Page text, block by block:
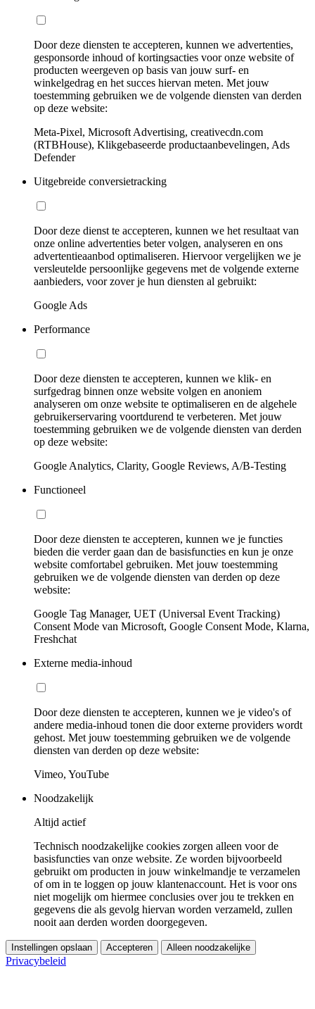
Door deze diensten te accepteren, kunnen we advertenties,
gesponsorde inhoud of kortingsacties voor onze website of
producten weergeven op basis van jouw surf- en
winkelgedrag en het succes hiervan meten. Met jouw
toestemming gebruiken we de volgende diensten van derden
op deze website:
Meta-Pixel, Microsoft Advertising, creativecdn.com
(RTBHouse), Klikgebaseerde productaanbevelingen, Ads
Defender
Uitgebreide conversietracking
Door deze dienst te accepteren, kunnen we het resultaat van
onze online advertenties beter volgen, analyseren en ons
advertentieaanbod optimaliseren. Hiervoor vergelijken we je
versleutelde persoonlijke gegevens met de volgende externe
aanbieders, voor zover je hun diensten al gebruikt:
Google Ads
Performance
Door deze diensten te accepteren, kunnen we klik- en
surfgedrag binnen onze website volgen en anoniem
analyseren om onze website te optimaliseren en de algehele
gebruikerservaring voortdurend te verbeteren. Met jouw
toestemming gebruiken we de volgende diensten van derden
op deze website:
Google Analytics, Clarity, Google Reviews, A/B-Testing
Functioneel
Door deze diensten te accepteren, kunnen we je functies
bieden die verder gaan dan de basisfuncties en kun je onze
website comfortabel gebruiken. Met jouw toestemming
gebruiken we de volgende diensten van derden op deze
website:
Google Tag Manager, UET (Universal Event Tracking)
Consent Mode van Microsoft, Google Consent Mode, Klarna,
Freshchat
Externe media-inhoud
Door deze diensten te accepteren, kunnen we je video's of
andere media-inhoud tonen die door externe providers wordt
gehost. Met jouw toestemming gebruiken we de volgende
diensten van derden op deze website:
Vimeo, YouTube
Noodzakelijk
Altijd actief
Technisch noodzakelijke cookies zorgen alleen voor de
basisfuncties van onze website. Ze worden bijvoorbeeld
gebruikt om producten in jouw winkelmandje te verzamelen
of om in te loggen op jouw klantenaccount. Het is voor ons
niet mogelijk om hiermee conclusies over jou te trekken en
gegevens die als gevolg hiervan worden verzameld, zullen
nooit aan derden worden doorgegeven.
Instellingen opslaan Accepteren Alleen noodzakelijke
Privacybeleid